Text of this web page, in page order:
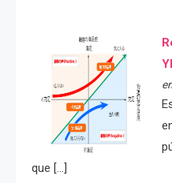
que […]